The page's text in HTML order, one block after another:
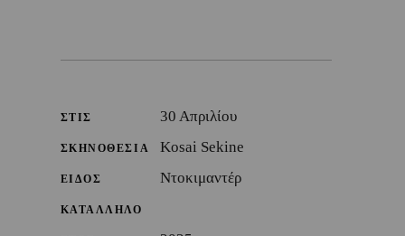
ΣΤΙΣ 30 Απριλίου
ΣΚΗΝΟΘΕΣΙΑ Kosai Sekine
ΕΙΔΟΣ Ντοκιμαντέρ
ΚΑΤΑΛΛΗΛΟ